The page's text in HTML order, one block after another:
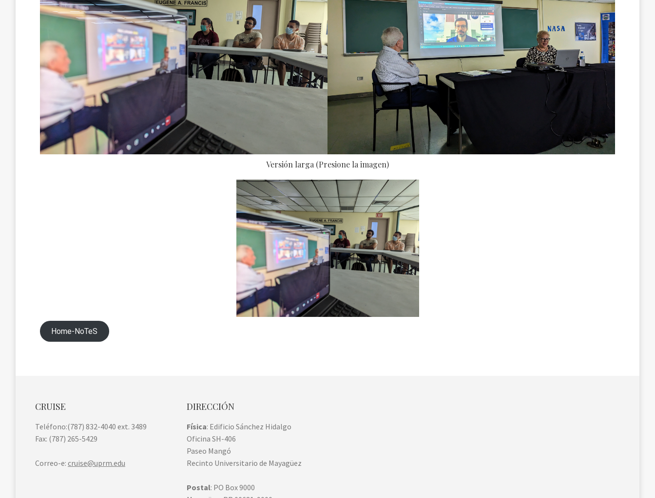
Versión larga (Presione la imagen)
Home-NoTeS
CRUISE
Teléfono:(787) 832-4040 ext. 3489
Fax: (787) 265-5429
Correo-e: cruise@uprm.edu
DIRECCIÓN
Física: Edificio Sánchez Hidalgo
Oficina SH-406
Paseo Mangó
Recinto Universitario de Mayagüez
Postal: PO Box 9000